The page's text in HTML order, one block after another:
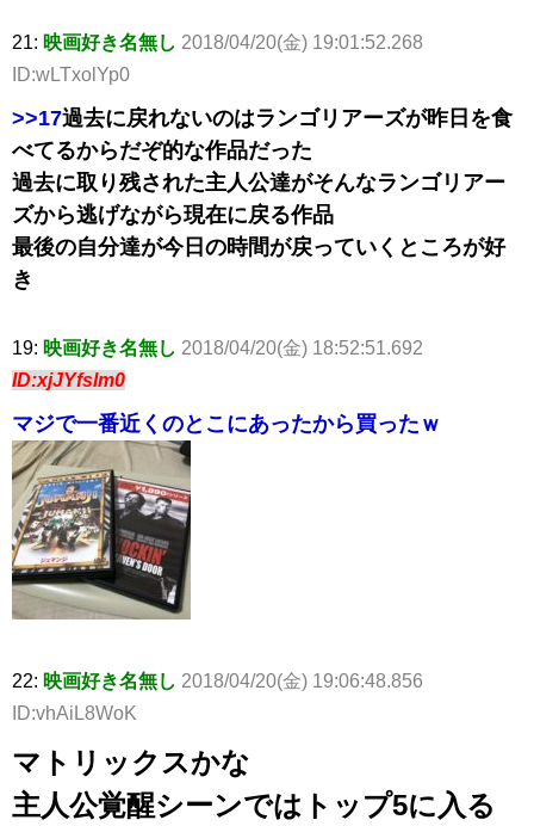
21: 映画好き名無し 2018/04/20(金) 19:01:52.268
ID:wLTxolYp0
>>17過去に戻れないのはランゴリアーズが昨日を食
べてるからだぞ的な作品だった
過去に取り残された主人公達がそんなランゴリアー
ズから逃げながら現在に戻る作品
最後の自分達が今日の時間が戻っていくところが好
き
19: 映画好き名無し 2018/04/20(金) 18:52:51.692
ID:xjJYfslm0
マジで一番近くのとこにあったから買ったｗ
22: 映画好き名無し 2018/04/20(金) 19:06:48.856
ID:vhAiL8WoK
マトリックスかな
主人公覚醒シーンではトップ5に入る